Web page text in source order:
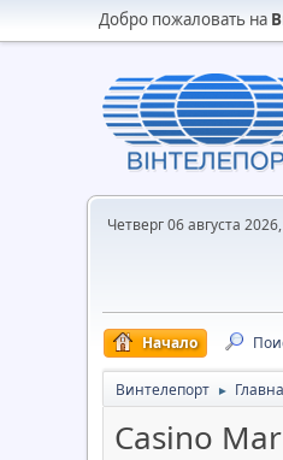
Добро пожаловать на
Четверг 06 августа
Начало
Винтелепорт ►
Casino